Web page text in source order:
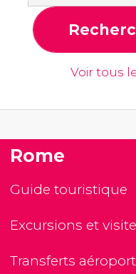
Voir tous
Rome
Guide touristique
Excursions et
Transferts aéroport